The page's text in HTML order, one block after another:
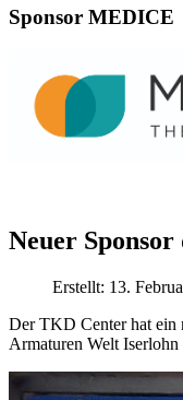
Sponsor MEDICE
Neuer
Erstellt: 13.
Der TKD Center hat ein
Armaturen Welt Iserlohn